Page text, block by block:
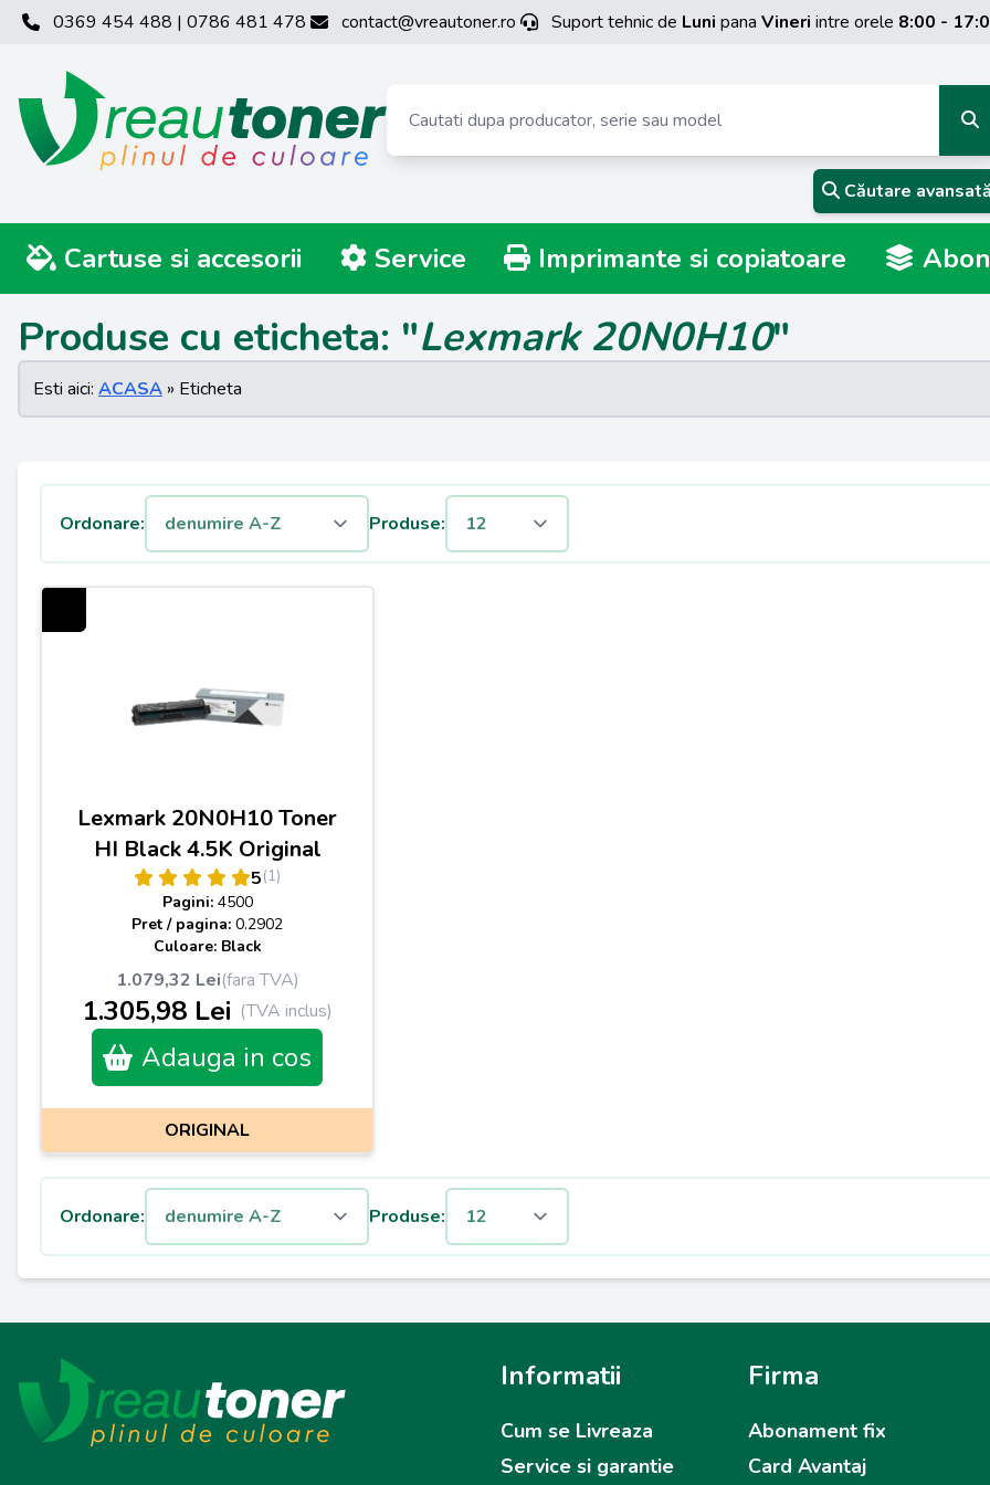
0369 454 488 | 0786 481 478 contact@vreautoner.ro Suport tehnic de Luni pana Vineri intre orele 8:00 -
Căutare
Cartuse si accesorii Service Imprimante si copiatoare
Produse cu eticheta: "Lexmark 20N0H10"
Esti aici: ACASA » Eticheta
Ordonare: Produse:
Lexmark 20N0H10 Toner
HI Black 4.5K Original
5(1)
Pagini: 4500
Pret / pagina: 0.2902
Culoare: Black
1.079,32 Lei(fara TVA)
1.305,98 Lei (TVA inclus)
Adauga in cos
ORIGINAL
Ordonare: Produse:
Informatii
Cum se Livreaza
Service si garantie
Firma
Abonament fix
Card Avantaj